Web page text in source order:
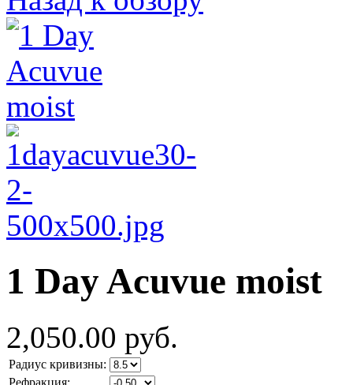
1 Day Acuvue moist
2,050.00 руб.
Радиус кривизны:
Рефракция: